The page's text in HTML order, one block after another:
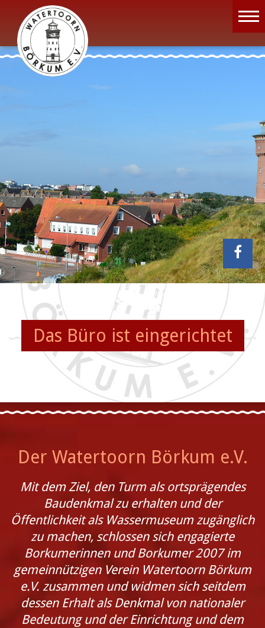
Wassermuseum
Öffnungszeiten
Projekte
Das Büro ist eingerichtet
Der Watertoorn Börkum e.V.
Mit dem Ziel, den Turm als ortsprägendes
Baudenkmal zu erhalten und der
Öffentlichkeit als Wassermuseum zugänglich
zu machen, schlossen sich engagierte
Borkumerinnen und Borkumer 2007 im
gemeinnützigen Verein Watertoorn Börkum
e.V. zusammen und widmen sich seitdem
dessen Erhalt als Denkmal von nationaler
Bedeutung und der Einrichtung und dem